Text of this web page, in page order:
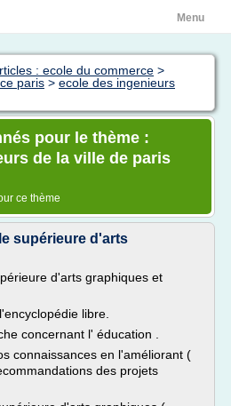
Menu
: ecole du commerce >
paris > ecole des ingenieurs
pour le thème :
de la ville de paris
ce thème
supérieure d'arts
d'arts graphiques et
libre.
concernant l' éducation .
connaissances en l'améliorant (
des projets